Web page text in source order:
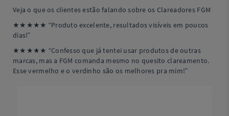
Veja o que os clientes estão falando sobre os Clareadores FGM
★★★★★ “Produto excelente, resultados visíveis em poucos
dias!”
★★★★★ “Confesso que já tentei usar produtos de outras
marcas, mas a FGM comanda mesmo no quesito clareamento.
Esse vermelho e o verdinho são os melhores pra mim!”